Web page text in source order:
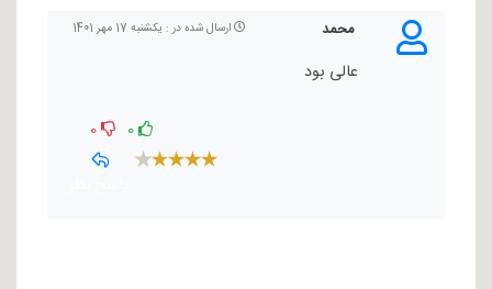
محمد ارسال شده در : یکشنبه 17 مهر 1401
عالی بود
0
0